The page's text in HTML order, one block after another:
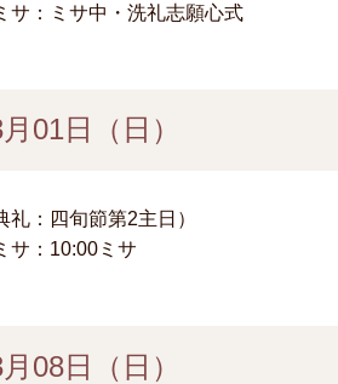
サ：ミサ中・洗礼志願心式
01日（日）
礼：四旬節第2主日）
サ：10:00ミサ
08日（日）